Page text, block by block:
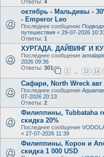
Ответы: 4
октябрь - Мальдивы -
- Emperor Leo
Последнее сообщение
путешествия « 29-07-2026 10:31
Ответы: 1
ХУРГАДА. ДАЙВИНГ И
Последнее сообщение
2026 09:36
Ответы: 301
1 13 14
Сафари, North Wrеck авг
Последнее сообщение
07-2026 20:13
Ответы: 2
Филиппины, Tubbataha
скидка 20%
Последнее сообщение
« 27-07-2026 11:39
Филиппины, Корон и
скидка 1 000 USD